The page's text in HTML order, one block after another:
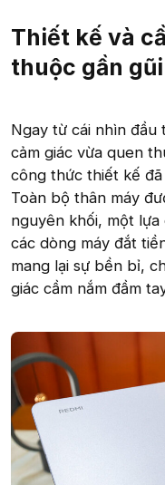
Thiết kế và
thuộc gần gũi
Ngay từ cái nhìn đầu
cảm giác vừa quen
công thức thiết kế
Toàn bộ thân máy
nguyên khối, một
các dòng máy đắt
mang lại sự bền bỉ,
giác cầm nắm đầm